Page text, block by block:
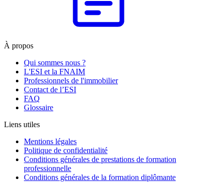
À propos
Qui sommes nous ?
L'ESI et la FNAIM
Professionnels de l'immobilier
Contact de l’ESI
FAQ
Glossaire
Liens utiles
Mentions légales
Politique de confidentialité
Conditions générales de prestations de formation
professionnelle
Conditions générales de la formation diplômante